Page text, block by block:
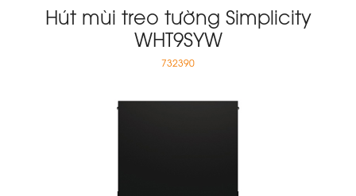
Hút mùi treo tường Simplicity
WHT9SYW
732390